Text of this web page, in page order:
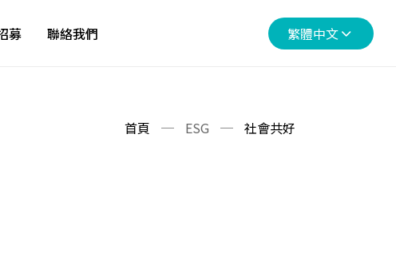
募 聯絡我們 繁體中文
首頁 ESG 社會共好